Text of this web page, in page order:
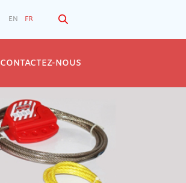
EN FR
CONTACTEZ-NOUS